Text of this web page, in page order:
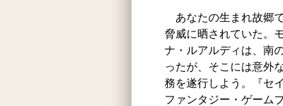
あなたの生まれ故郷
脅威に晒されていた。
ナ・ルアルディは、南
ったが、そこには意外
務を遂行しよう。『セ
ファンタジー・ゲーム